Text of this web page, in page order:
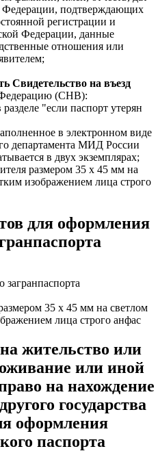
Федерации, подтверждающих
регистрации и
Федерации, данные
отношения или
Свидетельство на въезд
(СНВ):
"если паспорт утерян
в электронном виде
департамента МИД России
в двух экземплярах;
размером 35 х 45 мм на
изображением лица строго
для оформления
загранпаспорта
35 x 45 мм на светлом
лица строго анфас
жительство или
или иной
на нахождение
государства
оформления
паспорта